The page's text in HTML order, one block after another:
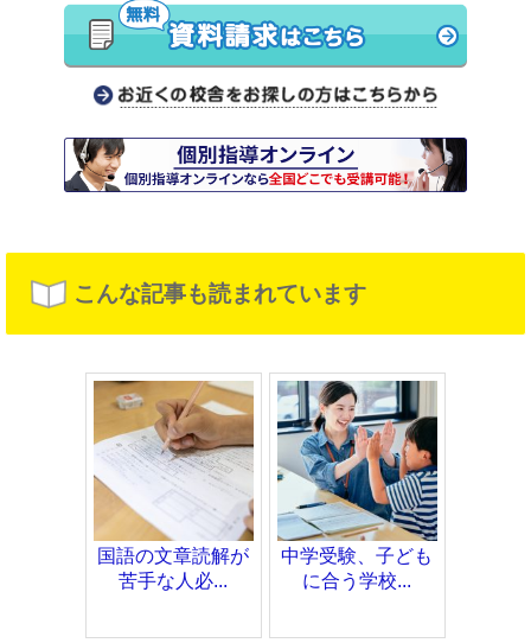
こんな記事も読まれています
国語の文章読解が
苦手な人必...
中学受験、子ども
に合う学校...